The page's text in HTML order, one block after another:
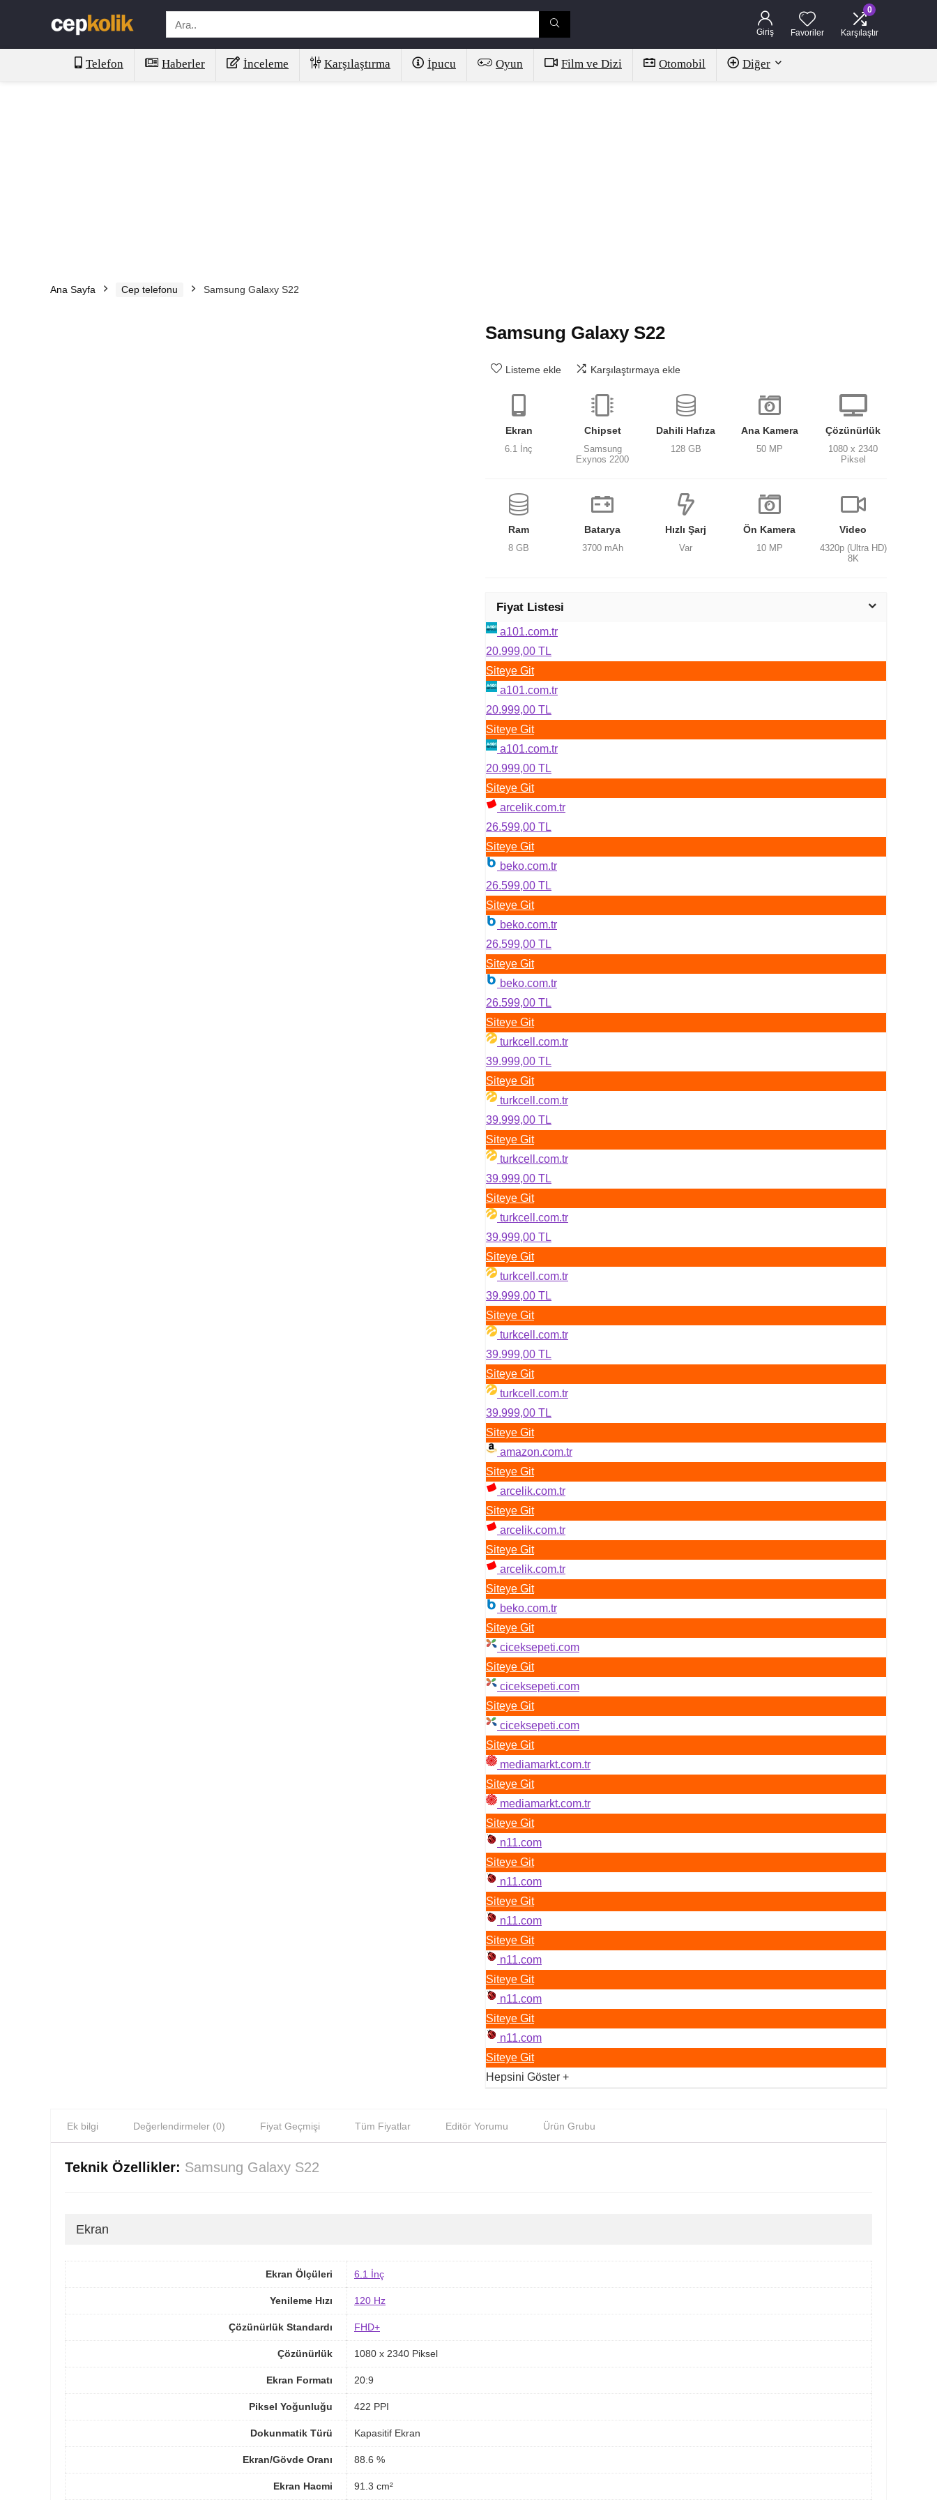
Giriş Favoriler
0
Karşılaştır
Telefon Haberler İnceleme Karşılaştırma İpucu Oyun Film ve Dizi Otomobil Diğer
Ana Sayfa Cep telefonu Samsung Galaxy S22
Samsung Galaxy S22
Listeme ekle Karşılaştırmaya ekle
Ekran
6.1 İnç
Chipset
Samsung
Exynos 2200
Dahili Hafıza
128 GB
Ana Kamera
50 MP
Çözünürlük
1080 x 2340
Piksel
Ram
8 GB
Batarya
3700 mAh
Hızlı Şarj
Var
Ön Kamera
10 MP
Video
4320p (Ultra HD)
8K
Fiyat Listesi
a101.com.tr
20.999,00 TL
Siteye Git
a101.com.tr
20.999,00 TL
Siteye Git
a101.com.tr
20.999,00 TL
Siteye Git
arcelik.com.tr
26.599,00 TL
Siteye Git
beko.com.tr
26.599,00 TL
Siteye Git
beko.com.tr
26.599,00 TL
Siteye Git
beko.com.tr
26.599,00 TL
Siteye Git
turkcell.com.tr
39.999,00 TL
Siteye Git
turkcell.com.tr
39.999,00 TL
Siteye Git
turkcell.com.tr
39.999,00 TL
Siteye Git
turkcell.com.tr
39.999,00 TL
Siteye Git
turkcell.com.tr
39.999,00 TL
Siteye Git
turkcell.com.tr
39.999,00 TL
Siteye Git
turkcell.com.tr
39.999,00 TL
Siteye Git
amazon.com.tr
Siteye Git
arcelik.com.tr
Siteye Git
arcelik.com.tr
Siteye Git
arcelik.com.tr
Siteye Git
beko.com.tr
Siteye Git
ciceksepeti.com
Siteye Git
ciceksepeti.com
Siteye Git
ciceksepeti.com
Siteye Git
mediamarkt.com.tr
Siteye Git
mediamarkt.com.tr
Siteye Git
n11.com
Siteye Git
n11.com
Siteye Git
n11.com
Siteye Git
n11.com
Siteye Git
n11.com
Siteye Git
n11.com
Siteye Git
Hepsini Göster +
Ek bilgi Değerlendirmeler (0) Fiyat Geçmişi Tüm Fiyatlar Editör Yorumu Ürün Grubu
Teknik Özellikler: Samsung Galaxy S22
Ekran
Ekran Ölçüleri 6.1 İnç
Yenileme Hızı 120 Hz
Çözünürlük Standardı FHD+
Çözünürlük 1080 x 2340 Piksel
Ekran Formatı 20:9
Piksel Yoğunluğu 422 PPI
Dokunmatik Türü Kapasitif Ekran
Ekran/Gövde Oranı 88.6 %
Ekran Hacmi 91.3 cm²